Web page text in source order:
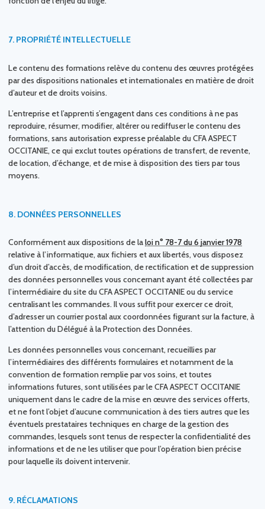
7. PROPRIÉTÉ INTELLECTUELLE
Le contenu des formations relève du contenu des œuvres protégées
par des dispositions nationales et internationales en matière de droit
d’auteur et de droits voisins.
L’entreprise et l’apprenti s’engagent dans ces conditions à ne pas
reproduire, résumer, modifier, altérer ou rediffuser le contenu des
formations, sans autorisation expresse préalable du CFA ASPECT
OCCITANIE, ce qui exclut toutes opérations de transfert, de revente,
de location, d’échange, et de mise à disposition des tiers par tous
moyens.
8. DONNÉES PERSONNELLES
Conformément aux dispositions de laloi n° 78-7 du 6 janvier 1978
relative à l’informatique, aux fichiers et aux libertés, vous disposez
d’un droit d’accès, de modification, de rectification et de suppression
des données personnelles vous concernant ayant été collectées par
l’intermédiaire du site du CFA ASPECT OCCITANIE ou du service
centralisant les commandes. Il vous suffit pour exercer ce droit,
d’adresser un courrier postal aux coordonnées figurant sur la facture, à
l’attention du Délégué à la Protection des Données.
Les données personnelles vous concernant, recueillies par
l’intermédiaires des différents formulaires et notamment de la
convention de formation remplie par vos soins, et toutes
informations futures, sont utilisées par le CFA ASPECT OCCITANIE
uniquement dans le cadre de la mise en œuvre des services offerts,
et ne font l’objet d’aucune communication à des tiers autres que les
éventuels prestataires techniques en charge de la gestion des
commandes, lesquels sont tenus de respecter la confidentialité des
informations et de ne les utiliser que pour l’opération bien précise
pour laquelle ils doivent intervenir.
9. RÉCLAMATIONS